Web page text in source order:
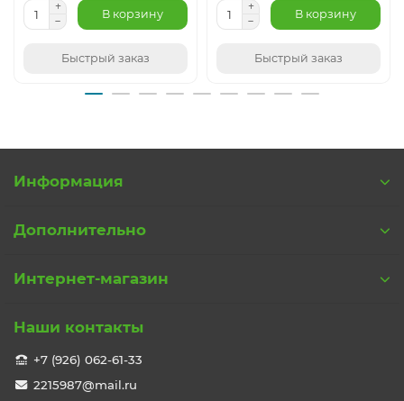
В корзину
Быстрый заказ
В корзину
Быстрый заказ
Информация
Дополнительно
Интернет-магазин
Наши контакты
+7 (926) 062-61-33
2215987@mail.ru